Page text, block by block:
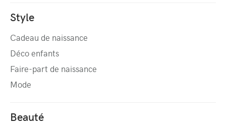
Style
Cadeau de naissance
Déco enfants
Faire-part de naissance
Mode
Beauté